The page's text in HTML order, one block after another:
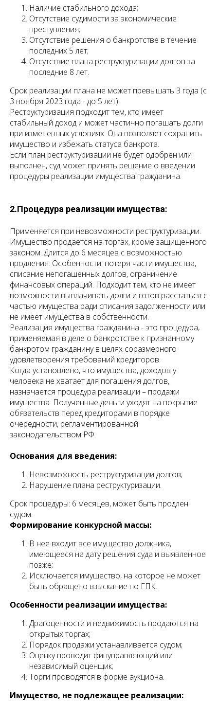
Наличие стабильного дохода;
Отсутствие судимости за экономические
преступления;
Отсутствие решения о банкротстве в течение
последних 5 лет;
Отсутствие плана реструктуризации долгов за
последние 8 лет.
Срок реализации плана не может превышать 3 года (с
3 ноября 2023 года - до 5 лет).
Реструктуризация подходит тем, кто имеет
стабильный доход и может частично погашать долги
при измененных условиях. Она позволяет сохранить
имущество и избежать статуса банкрота.
Если план реструктуризации не будет одобрен или
выполнен, суд может принять решение о введении
процедуры реализации имущества гражданина.
2.Процедура реализации имущества:
Применяется при невозможности реструктуризации.
Имущество продается на торгах, кроме защищенного
законом. Длится до 6 месяцев с возможностью
продления. Особенности: потеря части имущества,
списание непогашенных долгов, ограничение
финансовых операций. Подходит тем, кто не имеет
возможности выплачивать долги и готов расстаться с
частью имущества ради списания задолженности или
не имеет имущества в собственности.
Реализация имущества гражданина - это процедура,
применяемая в деле о банкротстве к признанному
банкротом гражданину в целях соразмерного
удовлетворения требований кредиторов.
Когда установлено, что имущества, доходов у
человека не хватает для погашения долгов,
назначается процедура реализации – продажи
имущества. Полученные деньги уходят на покрытие
обязательств перед кредиторами в порядке
очередности, регламентированной
законодательством РФ.
Основания для введения:
Невозможность реструктуризации долгов;
Нарушение плана реструктуризации.
Срок процедуры: 6 месяцев, может быть продлен
судом.
Формирование конкурсной массы:
В нее входит все имущество должника,
имеющееся на дату решения суда и выявленное
позже;
Исключается имущество, на которое не может
быть обращено взыскание по ГПК.
Особенности реализации имущества:
Драгоценности и недвижимость продаются на
открытых торгах;
Порядок продажи устанавливается судом;
Оценку проводит финуправляющий или
независимый оценщик;
Торги проводятся в форме аукциона.
Имущество, не подлежащее реализации: